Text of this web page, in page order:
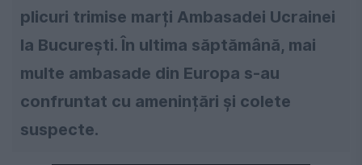
plicuri trimise marți Ambasadei Ucrainei
la București. În ultima săptămână, mai
multe ambasade din Europa s-au
confruntat cu amenințări și colete
suspecte.